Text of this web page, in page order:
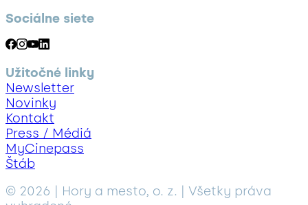
Sociálne siete
Užitočné linky
Newsletter
Novinky
Kontakt
Press / Médiá
MyCinepass
Štáb
© 2026 | Hory a mesto, o. z. | Všetky práva